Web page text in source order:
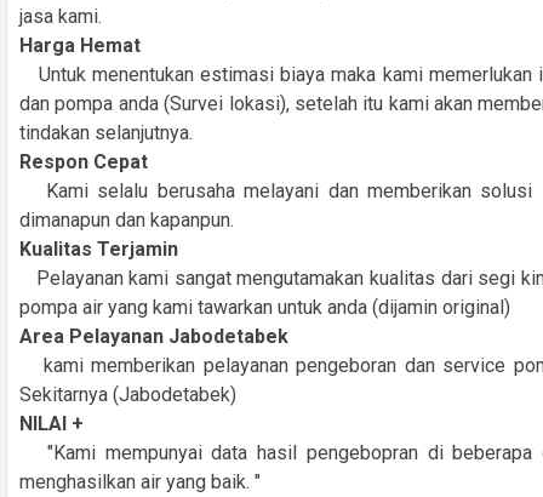
jasa kami.
Harga Hemat
Untuk menentukan estimasi biaya maka kami
dan pompa anda (Survei lokasi), setelah itu kami akan
tindakan selanjutnya.
Respon Cepat
Kami selalu berusaha melayani dan memberikan solusi
dimanapun dan kapanpun.
Kualitas Terjamin
Pelayanan kami sangat mengutamakan kualitas dari segi
pompa air yang kami tawarkan untuk anda (dijamin original)
Area Pelayanan Jabodetabek
kami memberikan pelayanan pengeboran dan service
Sekitarnya (Jabodetabek)
NILAI +
"Kami mempunyai data hasil pengebopran di beberapa
menghasilkan air yang baik. "